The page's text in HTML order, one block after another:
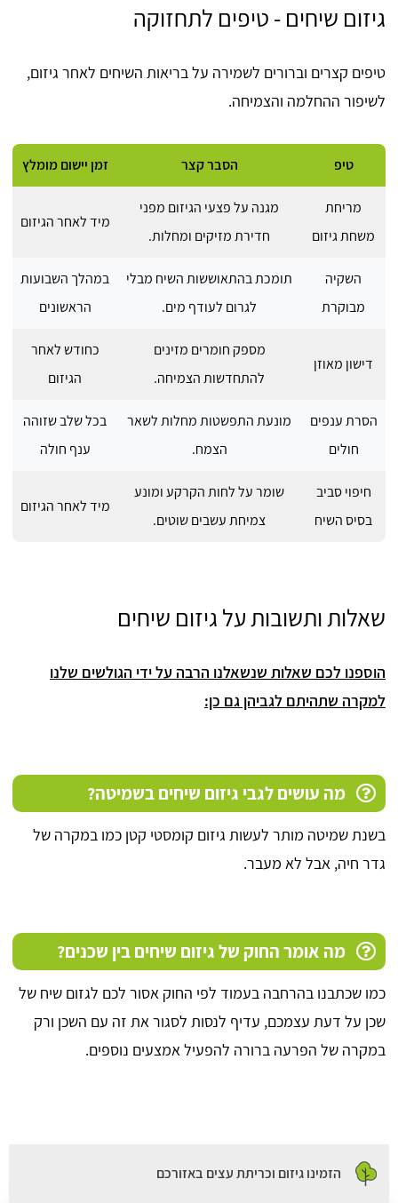
גיזום שיחים - טיפים לתחזוקה
טיפים קצרים וברורים לשמירה על בריאות השיחים לאחר גיזום,
לשיפור ההחלמה והצמיחה.
טיפ הסבר קצר זמן יישום מומלץ
מריחת
משחת גיזום
מגנה על פצעי הגיזום מפני
חדירת מזיקים ומחלות.
מיד לאחר הגיזום
השקיה
מבוקרת
תומכת בהתאוששות השיח מבלי
לגרום לעודף מים.
במהלך השבועות
הראשונים
דישון מאוזן
מספק חומרים מזינים
להתחדשות הצמיחה.
כחודש לאחר
הגיזום
הסרת ענפים
חולים
מונעת התפשטות מחלות לשאר
הצמח.
בכל שלב שזוהה
ענף חולה
חיפוי סביב
בסיס השיח
שומר על לחות הקרקע ומונע
צמיחת עשבים שוטים.
מיד לאחר הגיזום
שאלות ותשובות על גיזום שיחים
הוספנו לכם שאלות שנשאלנו הרבה על ידי הגולשים שלנו
למקרה שתהיתם לגביהן גם כן:
מה עושים לגבי גיזום שיחים בשמיטה?
בשנת שמיטה מותר לעשות גיזום קומסטי קטן כמו במקרה של
גדר חיה, אבל לא מעבר.
מה אומר החוק של גיזום שיחים בין שכנים?
כמו שכתבנו בהרחבה בעמוד לפי החוק אסור לכם לגזום שיח של
שכן על דעת עצמכם, עדיף לנסות לסגור את זה עם השכן ורק
במקרה של הפרעה ברורה להפעיל אמצעים נוספים.
הזמינו גיזום וכריתת עצים באזורכם